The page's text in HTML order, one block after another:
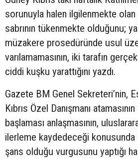
sorunuyla halen ilgilenmekte
sabrının tükenmekte olduğunu;
müzakere prosedüründe usul
varılamamasının, iki tarafın
ciddi kuşku yarattığını yazdı.
Gazete BM Genel Sekreteri’nin,
Kıbrıs Özel Danışmanı
başlaması anlaşmasının,
ilerleme kaydedeceği
şans olduğu vurgusunu yaptığı